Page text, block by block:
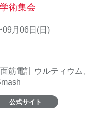
術集会
09月06日(日)
筋電計 ウルティウム、
公式サイト